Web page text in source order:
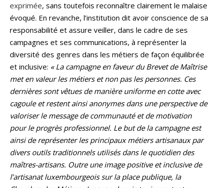
exprimée, sans toutefois reconnaître clairement le malaise
évoqué. En revanche, l’institution dit avoir conscience de sa
responsabilité et assure veiller, dans le cadre de ses
campagnes et ses communications, à représenter la
diversité des genres dans les métiers de façon équilibrée
et inclusive: « La campagne en faveur du Brevet de Maîtrise
met en valeur les métiers et non pas les personnes. Ces
dernières sont vêtues de manière uniforme en cotte avec
cagoule et restent ainsi anonymes dans une perspective de
valoriser le message de communauté et de motivation
pour le progrès professionnel. Le but de la campagne est
ainsi de représenter les principaux métiers artisanaux par
divers outils traditionnels utilisés dans le quotidien des
maîtres-artisans. Outre une image positive et inclusive de
l’artisanat luxembourgeois sur la place publique, la